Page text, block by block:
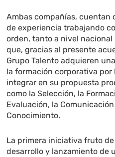
Ambas compañías, cuentan
de experiencia trabajando
orden, tanto a nivel
que, gracias al presente
Grupo Talento adquieren
la formación corporativa por
integrar en su propuesta
como la Selección, la
Evaluación, la
Conocimiento.
La primera iniciativa fruto
desarrollo y lanzamiento de